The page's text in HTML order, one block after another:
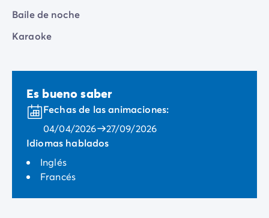
Baile de noche
Karaoke
Es bueno saber
Fechas de las animaciones:
04/04/2026
27/09/2026
Idiomas hablados
Inglés
Francés